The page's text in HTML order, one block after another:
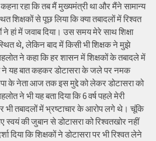
रहा कि तब मैं मुख्यमंत्री था और मैंने सामान्य
शिक्षकों से पूछ लिया कि क्या तबादलों में रिश्वत
ने हां में जवाब दिया। उस समय मेरे साथ शिक्षा
थे, लेकिन बाद में किसी भी शिक्षक ने मुझे
ने कहा कि हर शासन में शिक्षकों के तबादले में
यह बात कहकर डोटासरा के जले पर नमक
के नेता आज तक इस मुद्दे को लेकर डोटासरा को
ने भी यह बता दिया कि 6 वर्ष पहले मेरी
भी तबादलों में भ्रष्टाचार के आरोप लगे थे। चूंकि
स्वयं की जुबान से डोटासरा को रिश्वतखोर नहीं
दिया कि शिक्षकों ने डोटासरा पर भी रिश्वत लेने